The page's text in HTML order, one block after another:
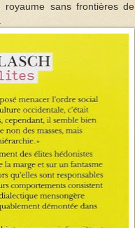
sans frontières de